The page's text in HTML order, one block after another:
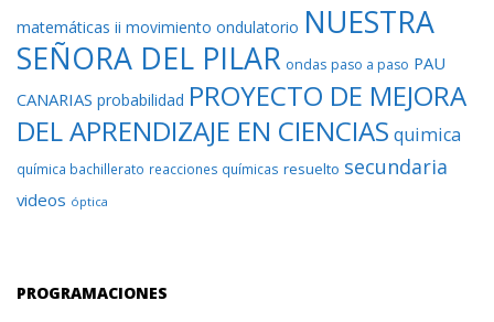
matemáticas ii movimiento ondulatorio NUESTRA
SEÑORA DEL PILAR ondas paso a paso PAU
CANARIAS probabilidad PROYECTO DE MEJORA
DEL APRENDIZAJE EN CIENCIAS quimica
química bachillerato reacciones químicas resuelto secundaria
videos óptica
PROGRAMACIONES